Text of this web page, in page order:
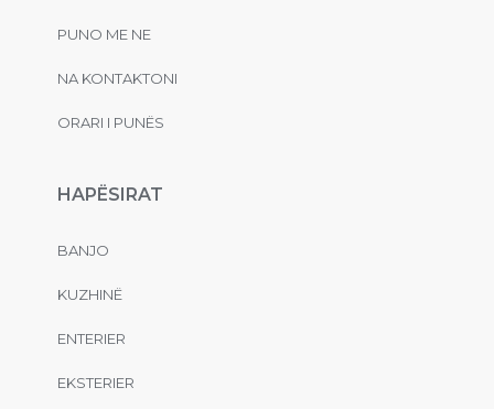
PUNO ME NE
NA KONTAKTONI
ORARI I PUNËS
HAPËSIRAT
BANJO
KUZHINË
ENTERIER
EKSTERIER